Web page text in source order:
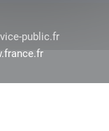
public.fr